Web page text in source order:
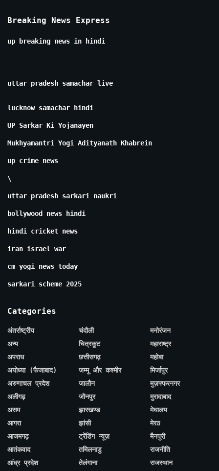
Breaking News Express
up breaking news in hindi
uttar pradesh samachar live
lucknow samachar hindi
UP Sarkar Ki Yojanayen
Mukhyamantri Yogi Adityanath Khabrein
up crime news
\
uttar pradesh sarkari naukri
bollywood news hindi
hindi cricket news
iran israel war
cm yogi news today
sarkari scheme 2025
Categories
अंतर्राष्ट्रीय
अन्य
अपराध
अयोध्या (फैजाबाद)
अरुणाचल प्रदेश
अलीगढ़
असम
आगरा
आजमगढ़
आतंकवाद
आंध्र प्रदेश
चंदौली
चित्रकूट
छत्तीसगढ़
जम्मू और कश्मीर
जालौन
जौनपुर
झारखण्ड
झांसी
ट्रेंडिंग न्यूज़
तमिलनाडु
तेलंगाना
मनोरंजन
महाराष्ट्र
महोबा
मिर्जापुर
मुज़फ्फरनगर
मुरादाबाद
मेघालय
मेरठ
मैनपुरी
राजनीति
राजस्थान